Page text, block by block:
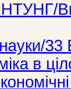
33
в